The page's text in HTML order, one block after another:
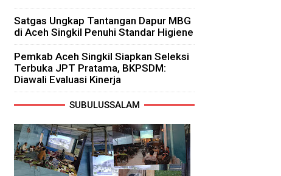
Satgas Ungkap Tantangan Dapur MBG
di Aceh Singkil Penuhi Standar Higiene
Pemkab Aceh Singkil Siapkan Seleksi
Terbuka JPT Pratama, BKPSDM:
Diawali Evaluasi Kinerja
SUBULUSSALAM